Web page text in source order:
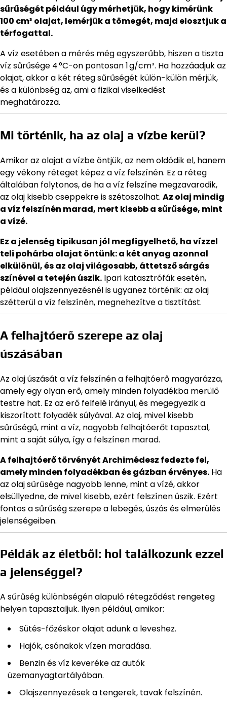
sűrűségét például úgy mérhetjük, hogy kimérünk
100 cm³ olajat, lemérjük a tömegét, majd elosztjuk a
térfogattal.
A víz esetében a mérés még egyszerűbb, hiszen a tiszta
víz sűrűsége 4 °C-on pontosan 1 g/cm³. Ha hozzáadjuk az
olajat, akkor a két réteg sűrűségét külön-külön mérjük,
és a különbség az, ami a fizikai viselkedést
meghatározza.
Mi történik, ha az olaj a vízbe kerül?
Amikor az olajat a vízbe öntjük, az nem oldódik el, hanem
egy vékony réteget képez a víz felszínén. Ez a réteg
általában folytonos, de ha a víz felszíne megzavarodik,
az olaj kisebb cseppekre is szétoszolhat. Az olaj mindig
a víz felszínén marad, mert kisebb a sűrűsége, mint
a vízé.
Ez a jelenség tipikusan jól megfigyelhető, ha vízzel
teli pohárba olajat öntünk: a két anyag azonnal
elkülönül, és az olaj világosabb, áttetsző sárgás
színével a tetején úszik. Ipari katasztrófák esetén,
például olajszennyezésnél is ugyanez történik: az olaj
szétterül a víz felszínén, megnehezítve a tisztítást.
A felhajtóerő szerepe az olaj
úszásában
Az olaj úszását a víz felszínén a felhajtóerő magyarázza,
amely egy olyan erő, amely minden folyadékba merülő
testre hat. Ez az erő felfelé irányul, és megegyezik a
kiszorított folyadék súlyával. Az olaj, mivel kisebb
sűrűségű, mint a víz, nagyobb felhajtóerőt tapasztal,
mint a saját súlya, így a felszínen marad.
A felhajtóerő törvényét Archimédesz fedezte fel,
amely minden folyadékban és gázban érvényes. Ha
az olaj sűrűsége nagyobb lenne, mint a vízé, akkor
elsüllyedne, de mivel kisebb, ezért felszínen úszik. Ezért
fontos a sűrűség szerepe a lebegés, úszás és elmerülés
jelenségeiben.
Példák az életből: hol találkozunk ezzel
a jelenséggel?
A sűrűség különbségén alapuló rétegződést rengeteg
helyen tapasztaljuk. Ilyen például, amikor:
Sütés-főzéskor olajat adunk a leveshez.
Hajók, csónakok vízen maradása.
Benzin és víz keveréke az autók
üzemanyagtartályában.
Olajszennyezések a tengerek, tavak felszínén.